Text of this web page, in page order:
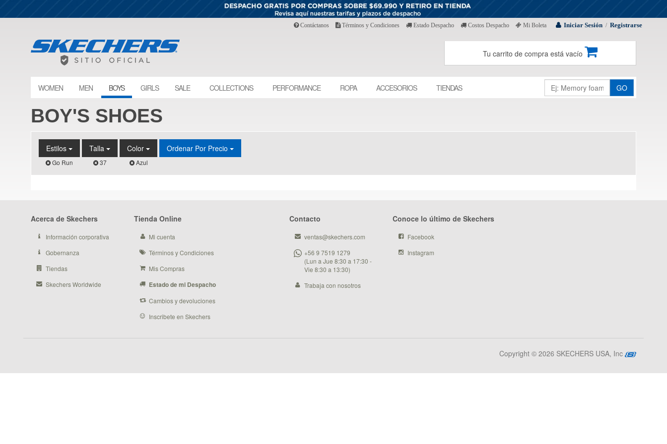
Iniciar Sesión / Registrarse
Contáctanos Términos y Condiciones Estado Despacho Costos Despacho Mi Boleta
Tu carrito de compra está vacío
WOMEN MEN BOYS GIRLS SALE COLLECTIONS PERFORMANCE ROPA ACCESORIOS TIENDAS GO
BOY'S SHOES
Estilos
Go Run
Talla
37
Color
Azul
Ordenar Por Precio
Acerca de Skechers
Información corporativa
Gobernanza
Tiendas
Skechers Worldwide
Tienda Online
Mi cuenta
Términos y Condiciones
Mis Compras
Estado de mi Despacho
Cambios y devoluciones
Inscribete en Skechers
Contacto
ventas@skechers.com
+56 9 7519 1279
(Lun a Jue 8:30 a 17:30 -
Vie 8:30 a 13:30)
Trabaja con nosotros
Conoce lo último de Skechers
Facebook
Instagram
Copyright © 2026 SKECHERS USA, Inc